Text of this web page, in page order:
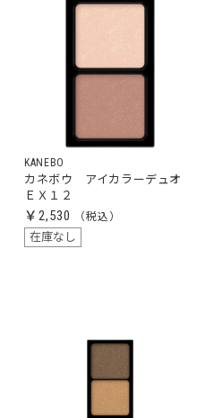
KANEBO
カネボウ アイカラーデュオ
ＥＸ１２
￥2,530
在庫なし